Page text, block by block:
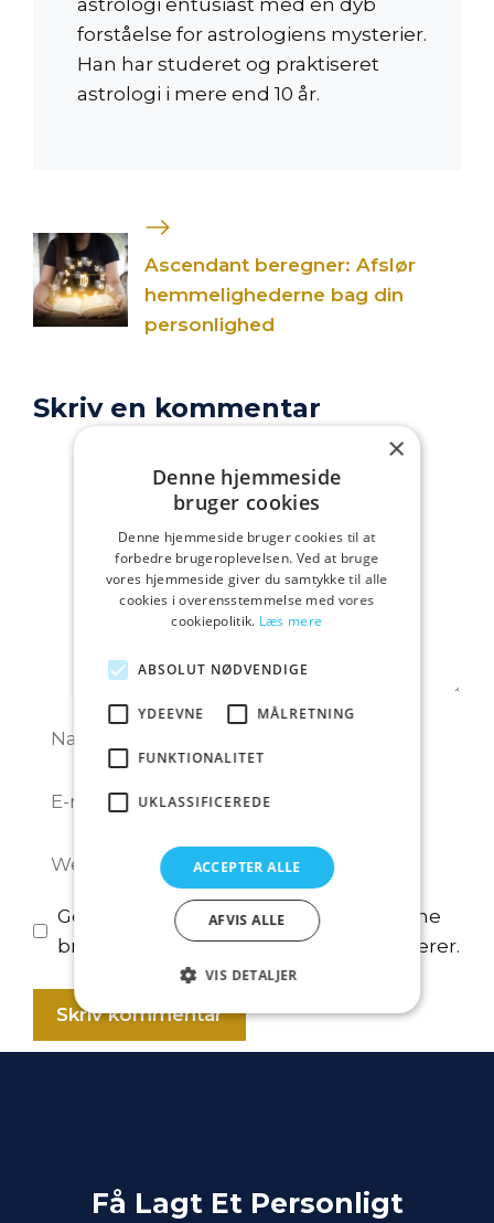
astrologi entusiast med en dyb
forståelse for astrologiens mysterier.
Han har studeret og praktiseret
astrologi i mere end 10 år.
Ascendant beregner: Afslør
hemmelighederne bag din
personlighed
Skriv en kommentar
Gem mit navn, mail og websted i denne
browser til næste gang jeg kommenterer.
Få Lagt Et Personligt
×
Denne hjemmeside
bruger cookies
Denne hjemmeside bruger cookies til at
forbedre brugeroplevelsen. Ved at bruge
vores hjemmeside giver du samtykke til alle
cookies i overensstemmelse med vores
cookiepolitik. Læs mere
ABSOLUT NØDVENDIGE
YDEEVNE MÅLRETNING
FUNKTIONALITET
UKLASSIFICEREDE
ACCEPTER ALLE
AFVIS ALLE
VIS DETALJER